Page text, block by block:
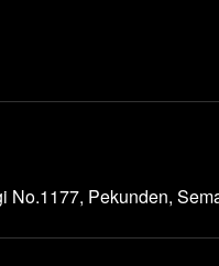
No.1177, Pekunden,